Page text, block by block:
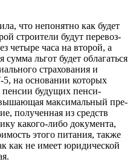
что непонятно как будет
строители будут перевоз­
четыре часа на второй, а
льгот будет облагаться
страхования и
5, на основании которых
пенсии будущих пенси­
максимальный пре­
полученная из средств
какого-либо документа,
этого питания, также
как не имеет юридической